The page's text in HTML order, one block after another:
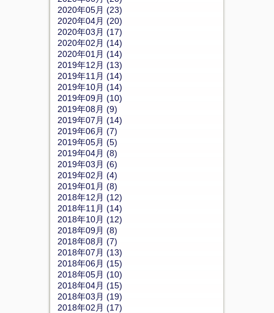
2020年05月 (23)
2020年04月 (20)
2020年03月 (17)
2020年02月 (14)
2020年01月 (14)
2019年12月 (13)
2019年11月 (14)
2019年10月 (14)
2019年09月 (10)
2019年08月 (9)
2019年07月 (14)
2019年06月 (7)
2019年05月 (5)
2019年04月 (8)
2019年03月 (6)
2019年02月 (4)
2019年01月 (8)
2018年12月 (12)
2018年11月 (14)
2018年10月 (12)
2018年09月 (8)
2018年08月 (7)
2018年07月 (13)
2018年06月 (15)
2018年05月 (10)
2018年04月 (15)
2018年03月 (19)
2018年02月 (17)